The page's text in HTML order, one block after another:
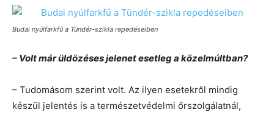
Budai nyúlfarkfű a Tündér-szikla repedéseiben
– Volt már üldözéses jelenet esetleg a közelmúltban?
– Tudomásom szerint volt. Az ilyen esetekről mindig
készül jelentés is a természetvédelmi őrszolgálatnál,